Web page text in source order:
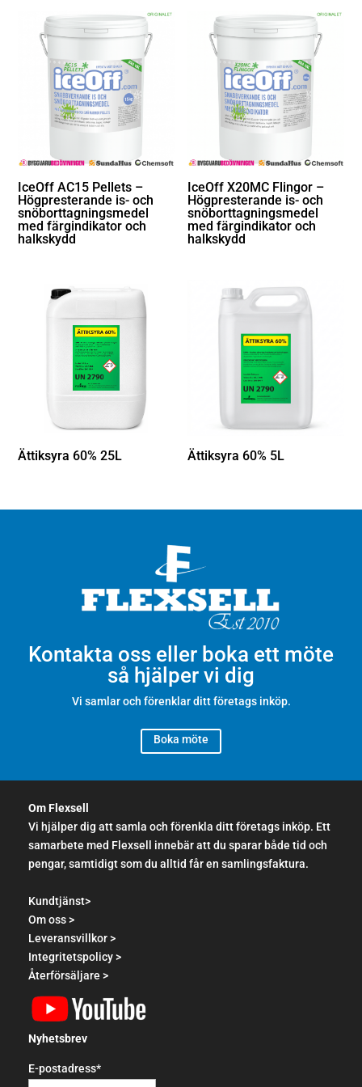
IceOff AC15 Pellets –
Högpresterande is- och
snöborttagningsmedel
med färgindikator och
halkskydd
IceOff X20MC Flingor –
Högpresterande is- och
snöborttagningsmedel
med färgindikator och
halkskydd
Ättiksyra 60% 25L Ättiksyra 60% 5L
Kontakta oss eller boka ett möte
så hjälper vi dig
Vi samlar och förenklar ditt företags inköp.
Boka möte
Om Flexsell
Vi hjälper dig att samla och förenkla ditt företags inköp. Ett
samarbete med Flexsell innebär att du sparar både tid och
pengar, samtidigt som du alltid får en samlingsfaktura.
Kundtjänst>
Om oss >
Leveransvillkor >
Integritetspolicy >
Återförsäljare >
Nyhetsbrev
E-postadress*